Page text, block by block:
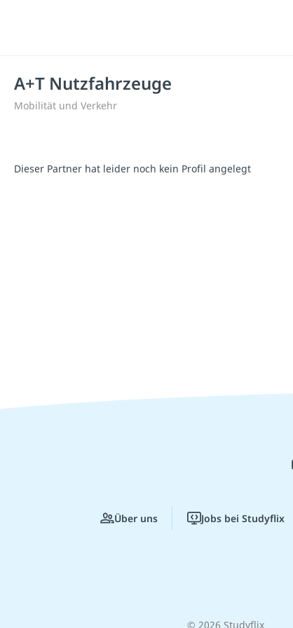
A+T Nutzfahrzeuge
Mobilität und Verkehr
Dieser Partner hat leider noch kein Profil angelegt
Über uns Jobs bei Studyflix
© 2026 Studyflix